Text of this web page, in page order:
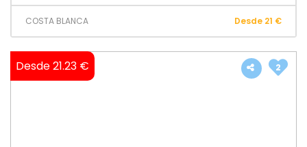
COSTA BLANCA Desde 21 €
Desde 21.23 € 2